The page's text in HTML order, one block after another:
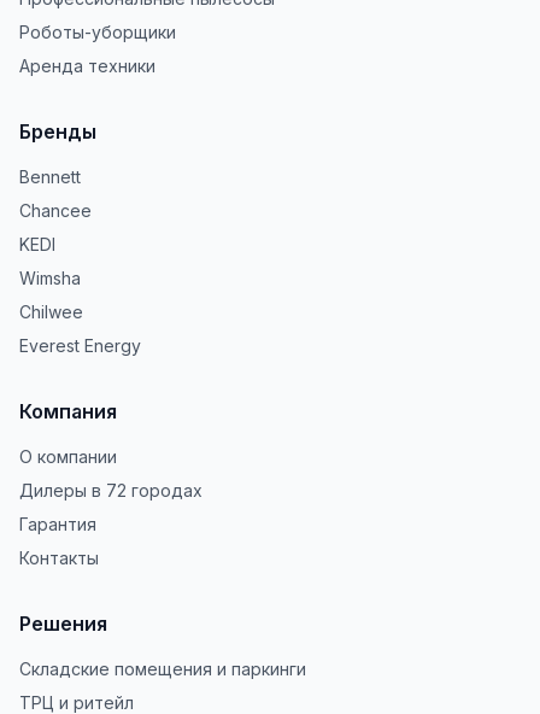
Роботы-уборщики
Аренда техники
Бренды
Bennett
Chancee
KEDI
Wimsha
Chilwee
Everest Energy
Компания
О компании
Дилеры в 72 городах
Гарантия
Контакты
Решения
Складские помещения и паркинги
ТРЦ и ритейл